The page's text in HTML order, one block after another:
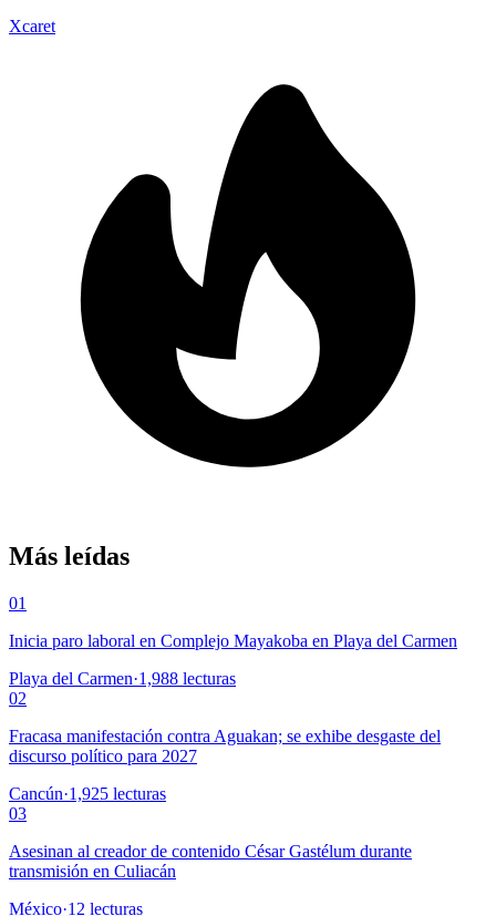
Xcaret
Más leídas
01
Inicia paro laboral en Complejo Mayakoba en Playa del Carmen
Playa del Carmen·1,988 lecturas
02
Fracasa manifestación contra Aguakan; se exhibe desgaste del
discurso político para 2027
Cancún·1,925 lecturas
03
Asesinan al creador de contenido César Gastélum durante
transmisión en Culiacán
México·12 lecturas